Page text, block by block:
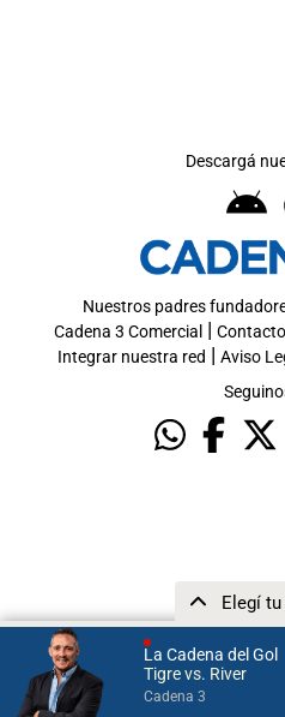
La Cadena del Gol
Tigre vs. River
Cadena 3
Elegí
Descargá
Nuestros padres
Cadena 3 Comercial | Contacto
Integrar nuestra red | Aviso